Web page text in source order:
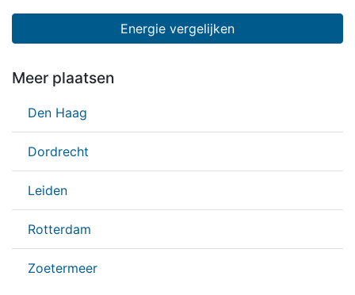
Energie vergelijken
Meer plaatsen
Den Haag
Dordrecht
Leiden
Rotterdam
Zoetermeer